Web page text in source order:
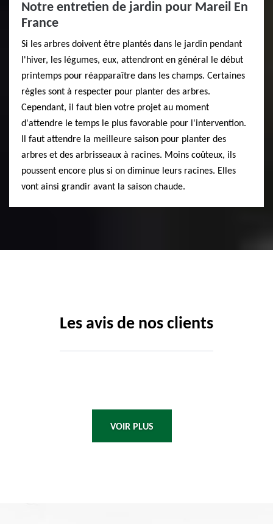
Notre entretien de jardin pour Mareil En
France
Si les arbres doivent être plantés dans le jardin pendant
l'hiver, les légumes, eux, attendront en général le début
printemps pour réapparaître dans les champs. Certaines
règles sont à respecter pour planter des arbres.
Cependant, il faut bien votre projet au moment
d'attendre le temps le plus favorable pour l'intervention.
Il faut attendre la meilleure saison pour planter des
arbres et des arbrisseaux à racines. Moins coûteux, ils
poussent encore plus si on diminue leurs racines. Elles
vont ainsi grandir avant la saison chaude.
Les avis de nos clients
VOIR PLUS